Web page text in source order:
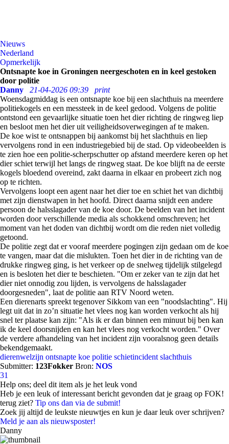
Nieuws
Nederland
Opmerkelijk
Ontsnapte koe in Groningen neergeschoten en in keel gestoken
door politie
Danny
21-04-2026 09:39
print
Woensdagmiddag is een ontsnapte koe bij een slachthuis na meerdere
politiekogels en een messteek in de keel gedood. Volgens de politie
ontstond een gevaarlijke situatie toen het dier richting de ringweg liep
en besloot men het dier uit veiligheidsoverwegingen af te maken.
De koe wist te ontsnappen bij aankomst bij het slachthuis en liep
vervolgens rond in een industriegebied bij de stad. Op videobeelden is
te zien hoe een politie-scherpschutter op afstand meerdere keren op het
dier schiet terwijl het langs de ringweg staat. De koe blijft na de eerste
kogels bloedend overeind, zakt daarna in elkaar en probeert zich nog
op te richten.
Vervolgens loopt een agent naar het dier toe en schiet het van dichtbij
met zijn dienstwapen in het hoofd. Direct daarna snijdt een andere
persoon de halsslagader van de koe door. De beelden van het incident
worden door verschillende media als schokkend omschreven; het
moment van het doden van dichtbij wordt om die reden niet volledig
getoond.
De politie zegt dat er vooraf meerdere pogingen zijn gedaan om de koe
te vangen, maar dat die mislukten. Toen het dier in de richting van de
drukke ringweg ging, is het verkeer op de snelweg tijdelijk stilgelegd
en is besloten het dier te beschieten. "Om er zeker van te zijn dat het
dier niet onnodig zou lijden, is vervolgens de halsslagader
doorgesneden", laat de politie aan RTV Noord weten.
Een dierenarts spreekt tegenover Sikkom van een "noodslachting". Hij
legt uit dat in zo’n situatie het vlees nog kan worden verkocht als hij
snel ter plaatse kan zijn: "Als ik er dan binnen een minuut bij ben kan
ik de keel doorsnijden en kan het vlees nog verkocht worden." Over
de verdere afhandeling van het incident zijn vooralsnog geen details
bekendgemaakt.
dierenwelzijn ontsnapte koe politie schietincident slachthuis
Submitter: 123Fokker Bron: NOS
31
Help ons; deel dit item als je het leuk vond
Heb je een leuk of interessant bericht gevonden dat je graag op FOK!
terug ziet? Tip ons dan via de submit!
Zoek jij altijd de leukste nieuwtjes en kun je daar leuk over schrijven?
Meld je aan als nieuwsposter!
Danny